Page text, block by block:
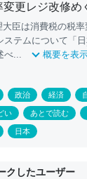
更レジ改修め
大臣は消費税の税
ステムについて「日
べ...
概要を表
政治 経済
い あとで読む
日本
クしたユーザー